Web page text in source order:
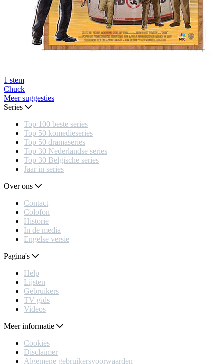
1 stem
Chuck
Meer suggesties
Series
Top 100 beste series
Top 50 komedieseries
Top 50 dramaseries
Top 30 Nederlandse series
Top 30 Belgische series
Jaar in series
Over ons
Contact
Colofon
Historie
In de media
Engelse versie
Pagina's
Help
Lijsten
Gebruikers
TV gids
Videos
Meer informatie
Cookies
Disclaimer
Algemene gebruikersvoorwaarden